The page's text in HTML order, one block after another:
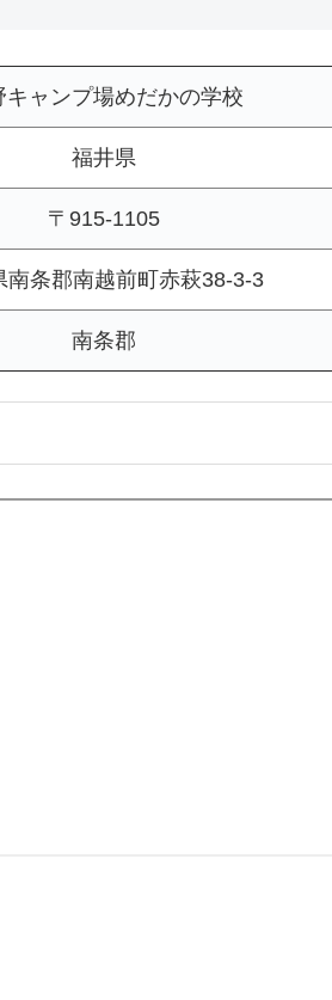
キャンプ場めだかの学校
福井県
〒915-1105
南条郡南越前町赤萩38-3-3
南条郡